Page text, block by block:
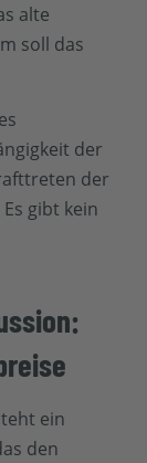
alte
soll das
der
der
gibt kein
ein
den